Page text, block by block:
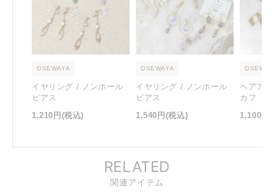
OSEWAYA
イヤリング / ノンホール
ピアス
1,210円 (税込)
OSEWAYA
イヤリング / ノンホール
ピアス
1,540円 (税込)
ヘアア
カフ
1,100円
RELATED
関連アイテム